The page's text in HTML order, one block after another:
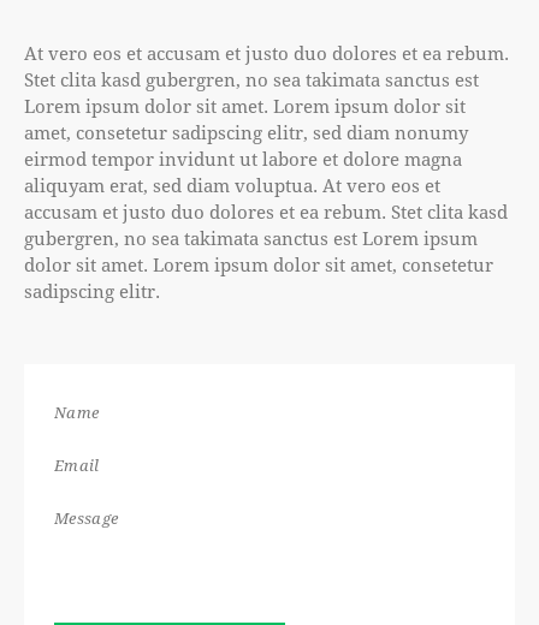
At vero eos et accusam et justo duo dolores et ea rebum.
Stet clita kasd gubergren, no sea takimata sanctus est
Lorem ipsum dolor sit amet. Lorem ipsum dolor sit
amet, consetetur sadipscing elitr, sed diam nonumy
eirmod tempor invidunt ut labore et dolore magna
aliquyam erat, sed diam voluptua. At vero eos et
accusam et justo duo dolores et ea rebum. Stet clita kasd
gubergren, no sea takimata sanctus est Lorem ipsum
dolor sit amet. Lorem ipsum dolor sit amet, consetetur
sadipscing elitr.